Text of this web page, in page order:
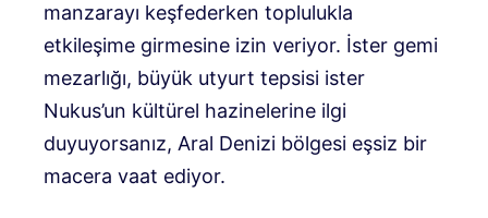
manzarayı keşfederken toplulukla
etkileşime girmesine izin veriyor. İster gemi
mezarlığı, büyük utyurt tepsisi ister
Nukus’un kültürel hazinelerine ilgi
duyuyorsanız, Aral Denizi bölgesi eşsiz bir
macera vaat ediyor.